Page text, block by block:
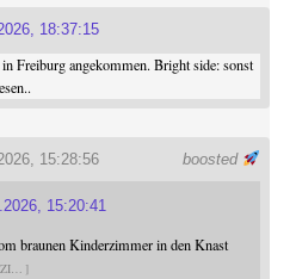
18:37:15
Freiburg angekommen. Bright side: sonst
boosted
15:28:56
15:20:41
braunen Kinderzimmer in den Knast